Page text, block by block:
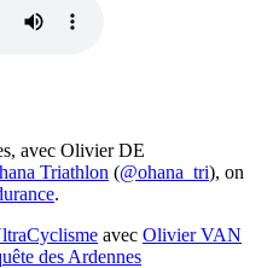
avec Olivier DE
Triathlon (@ohana_tri), on
.
avec Olivier VAN
des Ardennes